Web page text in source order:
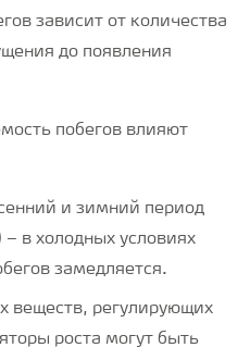
зависит от количества
до появления
побегов влияют
и зимний период
в холодных условиях
замедляется.
веществ, регулирующих
роста могут быть